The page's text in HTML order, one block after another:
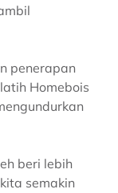
penerapan
Homebois
beri lebih
semakin